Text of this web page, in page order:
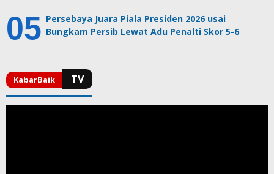
Persebaya Juara Piala Presiden 2026 usai
Bungkam Persib Lewat Adu Penalti Skor 5-6